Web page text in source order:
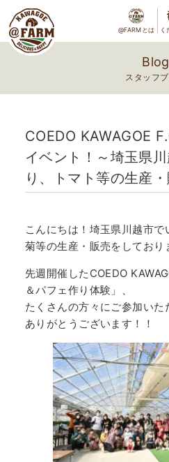
@FARMとは く
Blog
スタッフ
COEDO KAWAGOE
イベント！～埼玉県
り、トマト等の生産・
こんにちは！埼玉県川越市
菊等の生産・販売をしており
先週開催したCOEDO
＆パフェ作り体験」、
たくさんの方々にご参加いた
ありがとうございます！！